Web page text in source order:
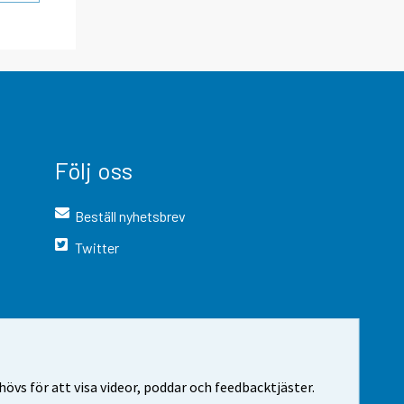
för att visa videor, poddar och feedbacktjäster.
Följ oss
Beställ nyhetsbrev
Twitter